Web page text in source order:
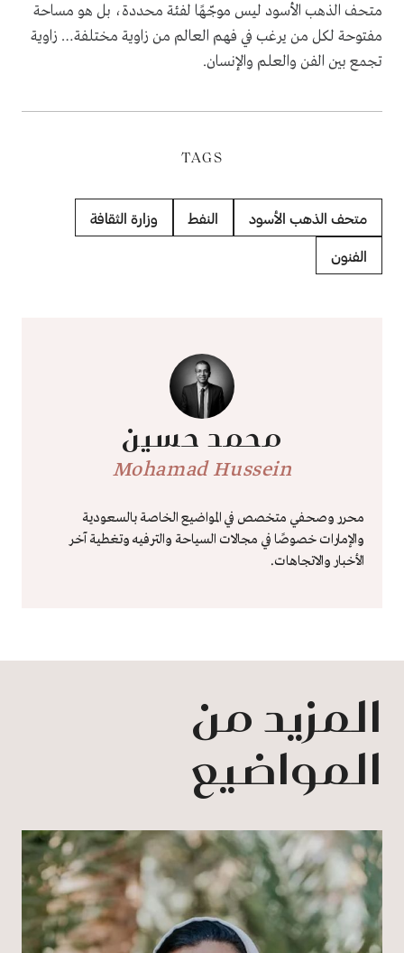
متحف الذهب الأسود ليس موجّهًا لفئة محددة، بل هو مساحة
مفتوحة لكل من يرغب في فهم العالم من زاوية مختلفة… زاوية
تجمع بين الفن والعلم والإنسان.
TAGS
متحف الذهب الأسود النفط وزارة الثقافة
الفنون
محمد حسين
Mohamad Hussein
محرر وصحفي متخصص في المواضيع الخاصة بالسعودية
والإمارات خصوصًا في مجالات السياحة والترفيه وتغطية آخر
الأخبار والاتجاهات.
المزيد من
المواضيع